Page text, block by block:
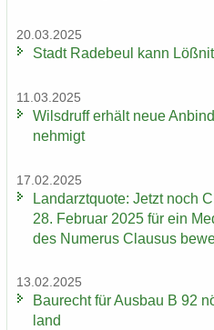
20.03.2025
Stadt Ra­de­beul kann
11.03.2025
Wilsd­ruff er­hält neue
neh­migt
17.02.2025
Land­arzt­quo­te: Jetzt noch
28. Fe­bru­ar 2025 für ein
des Nu­me­rus Clau­sus
13.02.2025
Bau­recht für Aus­bau B 92
land